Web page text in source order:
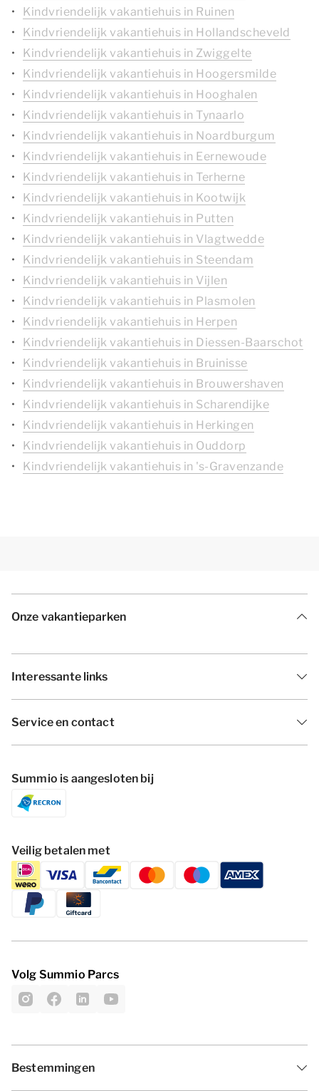
Kindvriendelijk vakantiehuis in Ruinen
Kindvriendelijk vakantiehuis in Hollandscheveld
Kindvriendelijk vakantiehuis in Zwiggelte
Kindvriendelijk vakantiehuis in Hoogersmilde
Kindvriendelijk vakantiehuis in Hooghalen
Kindvriendelijk vakantiehuis in Tynaarlo
Kindvriendelijk vakantiehuis in Noardburgum
Kindvriendelijk vakantiehuis in Eernewoude
Kindvriendelijk vakantiehuis in Terherne
Kindvriendelijk vakantiehuis in Kootwijk
Kindvriendelijk vakantiehuis in Putten
Kindvriendelijk vakantiehuis in Vlagtwedde
Kindvriendelijk vakantiehuis in Steendam
Kindvriendelijk vakantiehuis in Vijlen
Kindvriendelijk vakantiehuis in Plasmolen
Kindvriendelijk vakantiehuis in Herpen
Kindvriendelijk vakantiehuis in Diessen-Baarschot
Kindvriendelijk vakantiehuis in Bruinisse
Kindvriendelijk vakantiehuis in Brouwershaven
Kindvriendelijk vakantiehuis in Scharendijke
Kindvriendelijk vakantiehuis in Herkingen
Kindvriendelijk vakantiehuis in Ouddorp
Kindvriendelijk vakantiehuis in 's-Gravenzande
Onze vakantieparken
Interessante links
Service en contact
Summio is aangesloten bij
Veilig betalen met
Volg Summio Parcs
Bestemmingen